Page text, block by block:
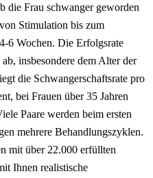
die Frau schwanger geworden
Stimulation bis zum
6 Wochen. Die Erfolgsrate
insbesondere dem Alter der
die Schwangerschaftsrate pro
bei Frauen über 35 Jahren
Paare werden beim ersten
mehrere Behandlungszyklen.
mit über 22.000 erfüllten
Ihnen realistische